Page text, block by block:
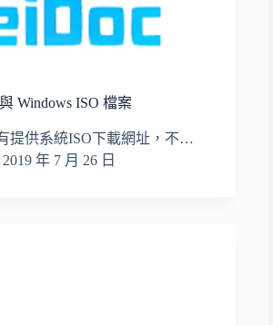
Windows ISO 檔案
提供系統ISO下載網址，不…
2019 年 7 月 26 日